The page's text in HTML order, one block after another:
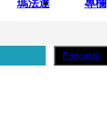
Podcasts